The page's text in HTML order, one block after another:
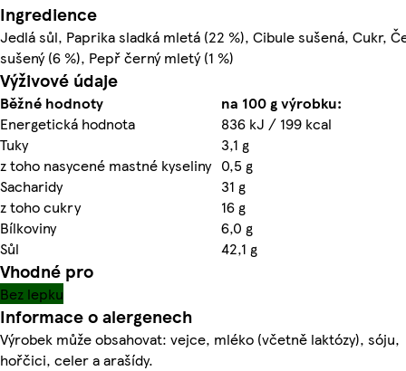
Ingredience
Jedlá sůl, Paprika sladká mletá (22 %), Cibule sušená, Cukr,
sušený (6 %), Pepř černý mletý (1 %)
Výživové údaje
Běžné hodnoty
na 100 g výrobku:
Energetická hodnota
836 kJ / 199 kcal
Tuky
3,1 g
z toho nasycené mastné kyseliny 0,5 g
Sacharidy
31 g
z toho cukry
16 g
Bílkoviny
6,0 g
Sůl
42,1 g
Vhodné pro
Bez lepku
Informace o alergenech
Výrobek může obsahovat: vejce, mléko (včetně laktózy), sóju,
hořčici, celer a arašídy.